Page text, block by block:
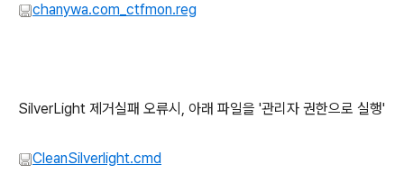
chanywa.com_ctfmon.reg
SilverLight 제거실패 오류시, 아래 파일을 '관리자 권한으로 실행'
CleanSilverlight.cmd